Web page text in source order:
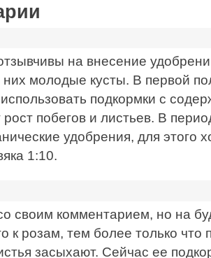
на внесение
молодые кусты. В первой
подкормки с
рост побегов и листьев. В
удобрения, для этого
1:10.
своим комментарием, но на
к розам, тем более только
засыхают. Сейчас ее